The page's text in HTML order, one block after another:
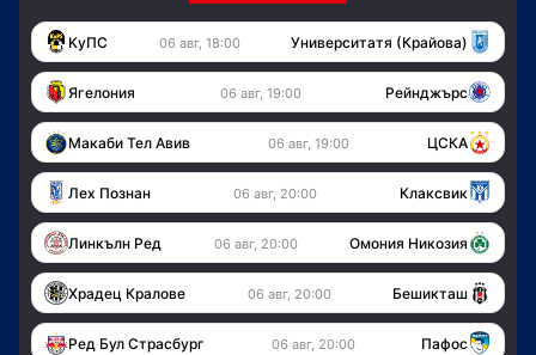
KуПС 06 авг, 18:00 Университатя (Крайова)
Ягелония 06 авг, 19:00 Рейнджърс
Макаби Тел Авив 06 авг, 19:00 ЦСКА
Лех Познан 06 авг, 20:00 Клаксвик
Линкълн Ред 06 авг, 20:00 Омония Никозия
Храдец Кралове 06 авг, 20:00 Бешикташ
Ред Бул Страсбург 06 авг, 20:00 Пафос